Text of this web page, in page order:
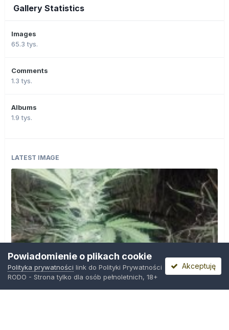
Gallery Statistics
Images
65.3 tys.
Comments
1.3 tys.
Albums
1.9 tys.
LATEST IMAGE
Powiadomienie o plikach cookie
Polityka prywatności link do Polityki Prywatności
RODO - Strona tylko dla osób pełnoletnich, 18+
Akceptuję